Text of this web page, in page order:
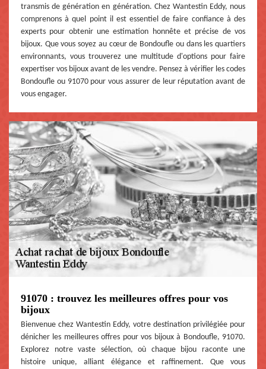
transmis de génération en génération. Chez Wantestin Eddy, nous
comprenons à quel point il est essentiel de faire confiance à des
experts pour obtenir une estimation honnête et précise de vos
bijoux. Que vous soyez au cœur de Bondoufle ou dans les quartiers
environnants, vous trouverez une multitude d'options pour faire
expertiser vos bijoux avant de les vendre. Pensez à vérifier les codes
Bondoufle ou 91070 pour vous assurer de leur réputation avant de
vous engager.
91070 : trouvez les meilleures offres pour vos
bijoux
Bienvenue chez Wantestin Eddy, votre destination privilégiée pour
dénicher les meilleures offres pour vos bijoux à Bondoufle, 91070.
Explorez notre vaste sélection, où chaque bijou raconte une
histoire unique, alliant élégance et raffinement. Que vous